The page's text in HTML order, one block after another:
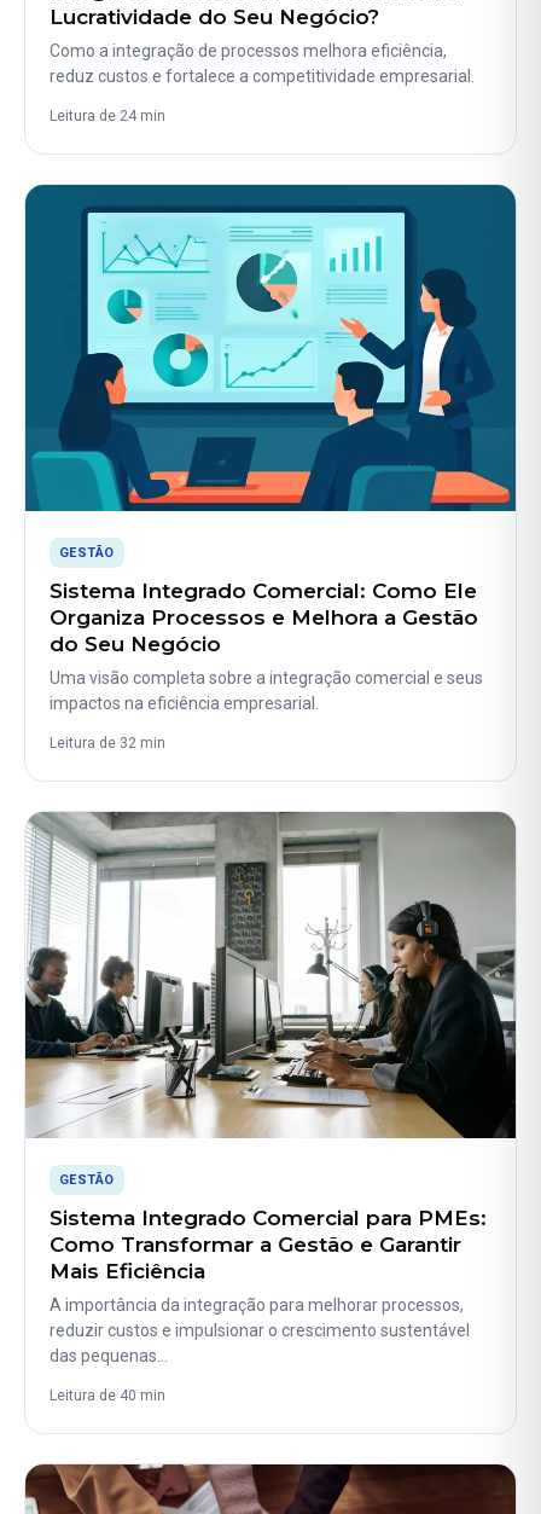
Lucratividade do Seu Negócio?
Como a integração de processos melhora eficiência,
reduz custos e fortalece a competitividade empresarial.
Leitura de 24 min
GESTÃO
Sistema Integrado Comercial: Como Ele
Organiza Processos e Melhora a Gestão
do Seu Negócio
Uma visão completa sobre a integração comercial e seus
impactos na eficiência empresarial.
Leitura de 32 min
GESTÃO
Sistema Integrado Comercial para PMEs:
Como Transformar a Gestão e Garantir
Mais Eficiência
A importância da integração para melhorar processos,
reduzir custos e impulsionar o crescimento sustentável
das pequenas…
Leitura de 40 min